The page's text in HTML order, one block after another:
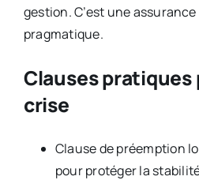
gestion. C’est une
pragmatique.
Clauses pratiques
crise
Clause de préemption
pour protéger la